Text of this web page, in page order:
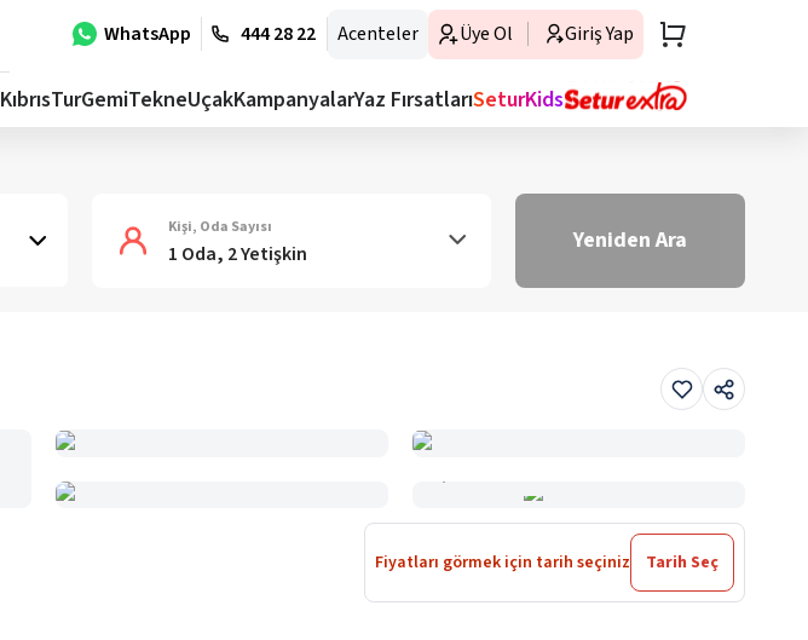
WhatsApp 444 28 22 Acenteler Üye Ol Giriş Yap
KıbrısTurGemiTekneUçakKampanyalarYaz FırsatlarıSeturKids
Kişi, Oda Sayısı
1 Oda, 2 Yetişkin Yeniden Ara
Fiyatları görmek için tarih seçiniz Tarih Seç